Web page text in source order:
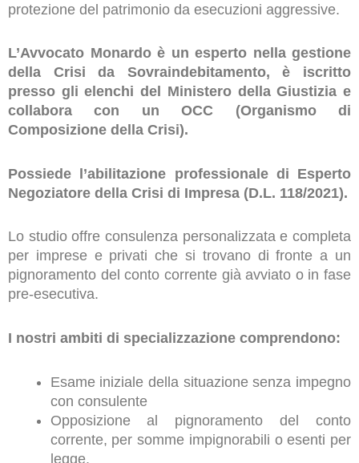
protezione del patrimonio da esecuzioni aggressive.
L’Avvocato Monardo è un esperto nella gestione
della Crisi da Sovraindebitamento, è iscritto
presso gli elenchi del Ministero della Giustizia e
collabora con un OCC (Organismo di
Composizione della Crisi).
Possiede l’abilitazione professionale di Esperto
Negoziatore della Crisi di Impresa (D.L. 118/2021).
Lo studio offre consulenza personalizzata e completa
per imprese e privati che si trovano di fronte a un
pignoramento del conto corrente già avviato o in fase
pre-esecutiva.
I nostri ambiti di specializzazione comprendono:
Esame iniziale della situazione senza impegno
con consulente
Opposizione al pignoramento del conto
corrente, per somme impignorabili o esenti per
legge.